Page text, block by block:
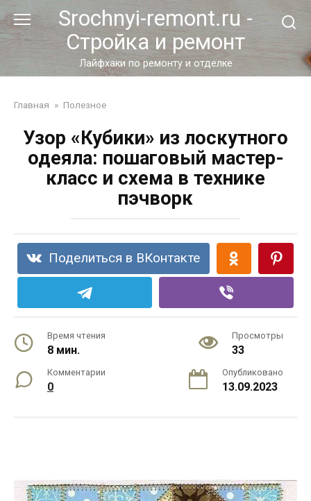
Перейти
к
контенту
Srochnyi-remont.ru -
Стройка и ремонт
Лайфхаки по ремонту и отделке
Главная » Полезное
Узор «Кубики» из лоскутного
одеяла: пошаговый мастер-
класс и схема в технике
пэчворк
Поделиться в ВКонтакте
Время чтения
8 мин.
Просмотры
33
Комментарии
0
Опубликовано
13.09.2023